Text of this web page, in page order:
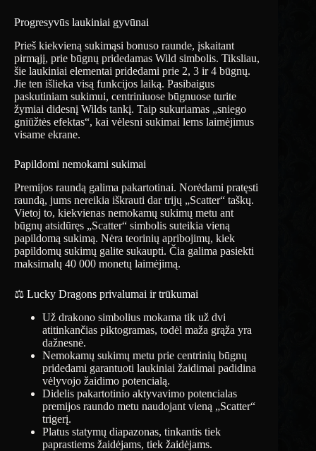
Progresyvūs laukiniai gyvūnai
Prieš kiekvieną sukimąsi bonuso raunde, įskaitant
pirmąjį, prie būgnų pridedamas Wild simbolis. Tiksliau,
šie laukiniai elementai pridedami prie 2, 3 ir 4 būgnų.
Jie ten išlieka visą funkcijos laiką. Pasibaigus
paskutiniam sukimui, centriniuose būgnuose turite
žymiai didesnį Wilds tankį. Taip sukuriamas „sniego
gniūžtės efektas“, kai vėlesni sukimai lems laimėjimus
visame ekrane.
Papildomi nemokami sukimai
Premijos raundą galima pakartotinai. Norėdami pratęsti
raundą, jums nereikia iškrauti dar trijų „Scatter“ taškų.
Vietoj to, kiekvienas nemokamų sukimų metu ant
būgnų atsidūręs „Scatter“ simbolis suteikia vieną
papildomą sukimą. Nėra teorinių apribojimų, kiek
papildomų sukimų galite sukaupti. Čia galima pasiekti
maksimalų 40 000 monetų laimėjimą.
⚖️ Lucky Dragons privalumai ir trūkumai
Už drakono simbolius mokama tik už dvi
atitinkančias piktogramas, todėl maža grąža yra
dažnesnė.
Nemokamų sukimų metu prie centrinių būgnų
pridedami garantuoti laukiniai žaidimai padidina
vėlyvojo žaidimo potencialą.
Didelis pakartotinio aktyvavimo potencialas
premijos raundo metu naudojant vieną „Scatter“
trigerį.
Platus statymų diapazonas, tinkantis tiek
paprastiems žaidėjams, tiek žaidėjams.